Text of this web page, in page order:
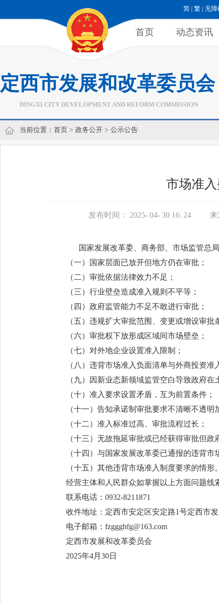
简 | 繁 | 无障
首页 动态资讯
定西市发展和改革委员会
DINGXI CITY DEVELOPMENT AND REFORM COMMISSION
当前位置： 首页 > 政务公开 > 公示公告
市场准
发布时间： 2025- 04- 30 16: 24
国家发展改革委、商务部、市场监管总
（一）国家层面已放开但地方仍在审批；
（二）审批依据法律效力不足；
（三）行业壁垒造成准入规则不平等；
（四）政府监管能力不足不敢进行审批；
（五）违规扩大审批范围、变更或增设审批
（六）审批权下放形成区域间市场壁垒；
（七）对外地企业设置准入限制；
（八）违背市场准入负面清单与外商投资
（九）因新业态新领域监管空白导致政府
（十）准入要求设置矛盾，互为前置条件；
（十一）告知承诺制审批要求不清晰不透明
（十二）准入标准过高、审批流程过长；
（十三）无故拖延审批或已经获得审批但
（十四）与国家发展改革委已通报的违背
（十五）其他违背市场准入制度要求的情形
经营主体和人民群众如掌握以上方面问题
联系电话：0932-8211871
收件地址：定西市安定区安定路1号定西市
电子邮箱：fzggghfg@163.com
定西市发展和改革委员会
2025年4月30日